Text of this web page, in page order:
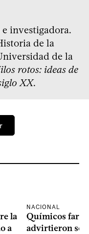
investigadora.
de la
de la
rotos: ideas de
XX.
la
a
NACIONAL
Químicos
advirtieron